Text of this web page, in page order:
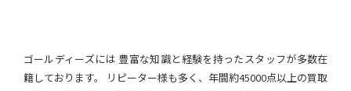
ゴールディーズには 豊富な知識と経験を持ったスタッフが多数在
籍しております。 リピーター様も多く、年間約45000点以上の買取